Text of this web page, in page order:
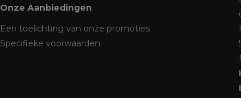
Onze Aanbiedingen
Een toelichting van onze promoties
Specifieke voorwaarden